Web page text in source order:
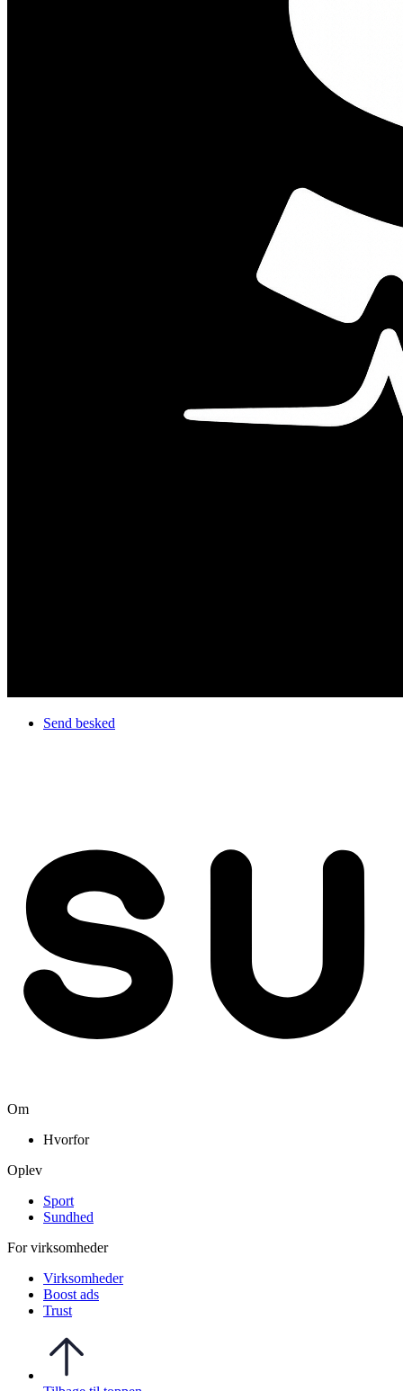
Send besked
Om
Hvorfor
Oplev
Sport
Sundhed
For virksomheder
Virksomheder
Boost ads
Trust